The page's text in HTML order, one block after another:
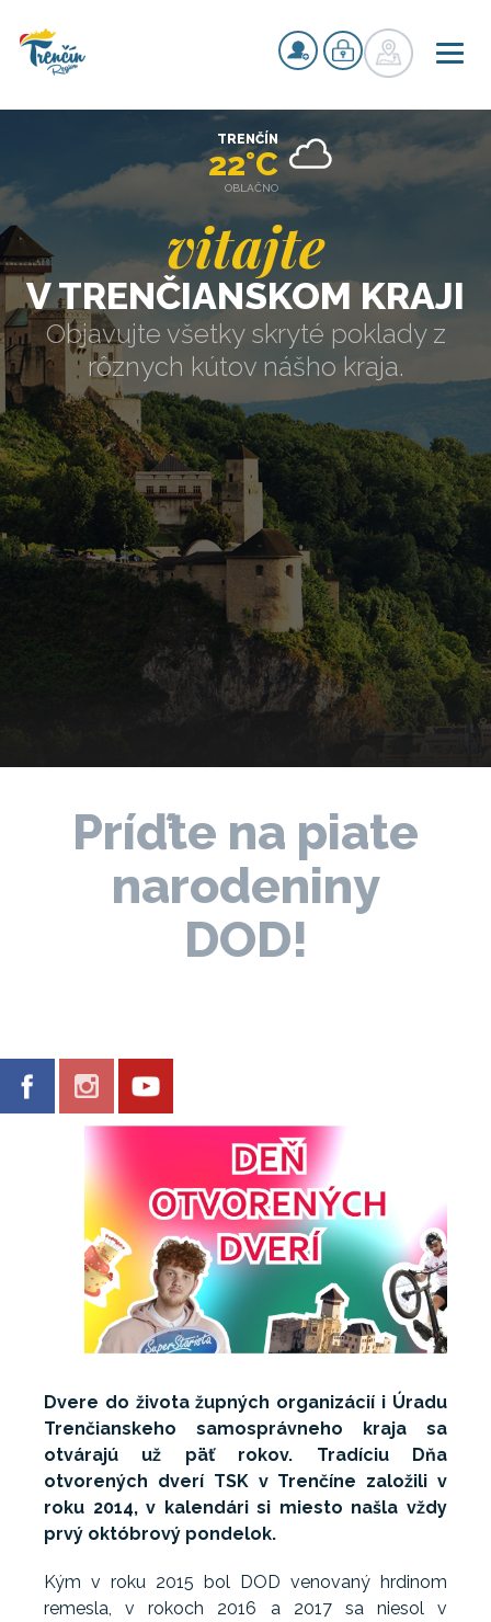
vitajte
V TRENČIANSKOM KRAJI
Objavujte všetky skryté poklady z
rôznych kútov nášho kraja.
TRENČÍN
22°C
OBLAČNO
Príďte na piate
narodeniny
DOD!
Dvere do života župných organizácií i Úradu
Trenčianskeho samosprávneho kraja sa
otvárajú už päť rokov. Tradíciu Dňa
otvorených dverí TSK v Trenčíne založili v
roku 2014, v kalendári si miesto našla vždy
prvý októbrový pondelok.
Kým v roku 2015 bol DOD venovaný hrdinom
remesla, v rokoch 2016 a 2017 sa niesol v